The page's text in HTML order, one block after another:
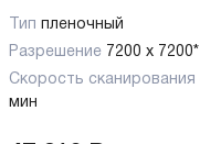
Тип пленочный
Разрешение 7200 x
Скорость сканирования
мин